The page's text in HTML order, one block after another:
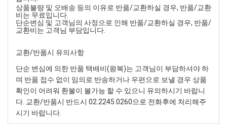
상품불량 및 오배송 등의 이유로 반품/교환하실 경우, 반품/교환
비는 무료입니다.
단순변심 및 고객님의 사정으로 인해 반품/교환하실 경우, 반품/
교환비는 고객님 부담입니다.
교환/반품시 유의사항
단순 변심에 의한 반품 택배비(왕복)는 고객님이 부담하셔야 하
며 반품 접수 없이 임의로 반송하거나 우편으로 보낼 경우 상품
확인이 어려워 환불이 불가능 할 수 있으니 유의하시기 바랍니
다. 교환/반품시 반드시 02.2245.0260으로 전화후에 처리해주
시기 바랍니다.